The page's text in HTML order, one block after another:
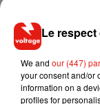
récompenser les
public mêlant
belle occasion
Pensez à réserver
Le
We and our (447)
your consent and/or
information on a
profiles for